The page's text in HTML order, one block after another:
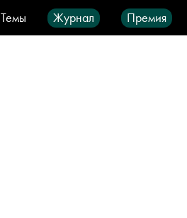
Темы Журнал Премия
Видео Город IT-продукты